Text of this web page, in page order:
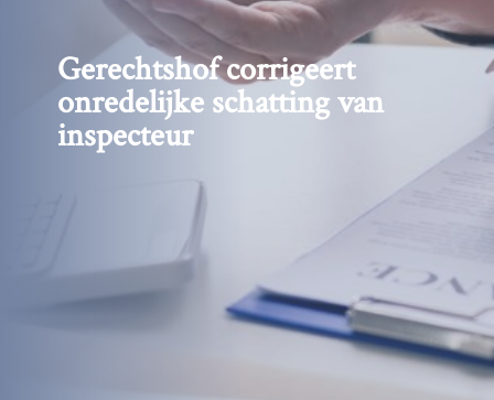
Gerechtshof corrigeert
onredelijke schatting van
inspecteur